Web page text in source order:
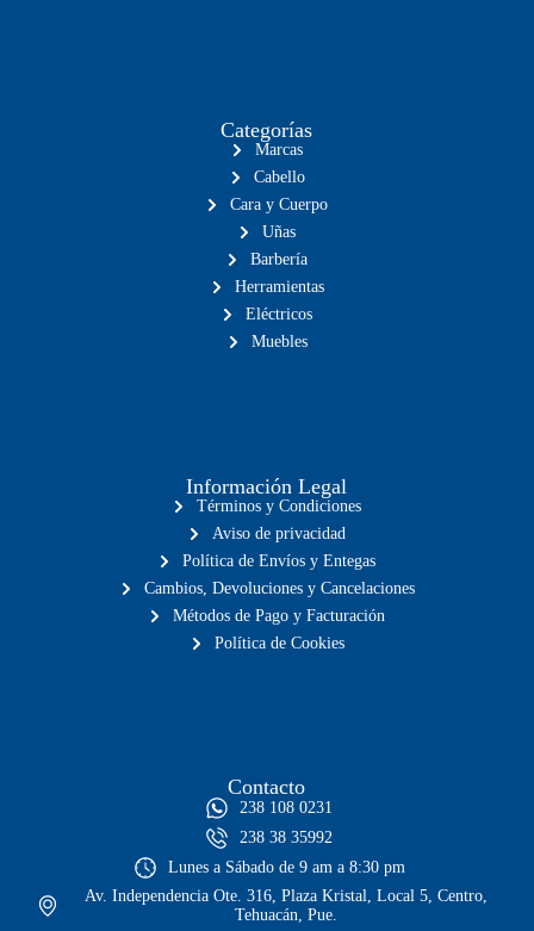
Categorías
Marcas
Cabello
Cara y Cuerpo
Uñas
Barbería
Herramientas
Eléctricos
Muebles
Información Legal
Términos y Condiciones
Aviso de privacidad
Política de Envíos y Entegas
Cambios, Devoluciones y Cancelaciones
Métodos de Pago y Facturación
Política de Cookies
Contacto
238 108 0231
238 38 35992
Lunes a Sábado de 9 am a 8:30 pm
Av. Independencia Ote. 316, Plaza Kristal, Local 5, Centro,
Tehuacán, Pue.